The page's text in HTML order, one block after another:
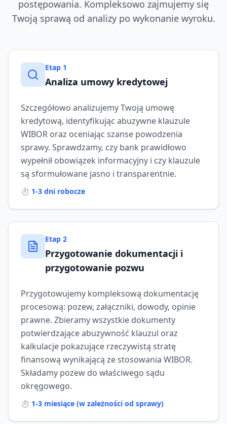
postępowania. Kompleksowo zajmujemy się
Twoją sprawą od analizy po wykonanie wyroku.
Etap 1
Analiza umowy kredytowej
Szczegółowo analizujemy Twoją umowę
kredytową, identyfikując abuzywne klauzule
WIBOR oraz oceniając szanse powodzenia
sprawy. Sprawdzamy, czy bank prawidłowo
wypełnił obowiązek informacyjny i czy klauzule
są sformułowane jasno i transparentnie.
⏱️ 1-3 dni robocze
Etap 2
Przygotowanie dokumentacji i
przygotowanie pozwu
Przygotowujemy kompleksową dokumentację
procesową: pozew, załączniki, dowody, opinie
prawne. Zbieramy wszystkie dokumenty
potwierdzające abuzywność klauzul oraz
kalkulacje pokazujące rzeczywistą stratę
finansową wynikającą ze stosowania WIBOR.
Składamy pozew do właściwego sądu
okręgowego.
⏱️ 1-3 miesiące (w zależności od sprawy)